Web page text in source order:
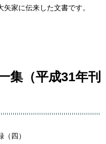
家に伝来した文書です。
集（平成31年刊
四）